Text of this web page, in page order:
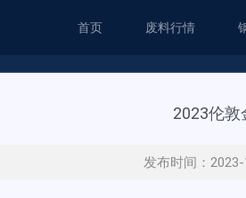
首页 废料行情
2023伦敦
发布时间：